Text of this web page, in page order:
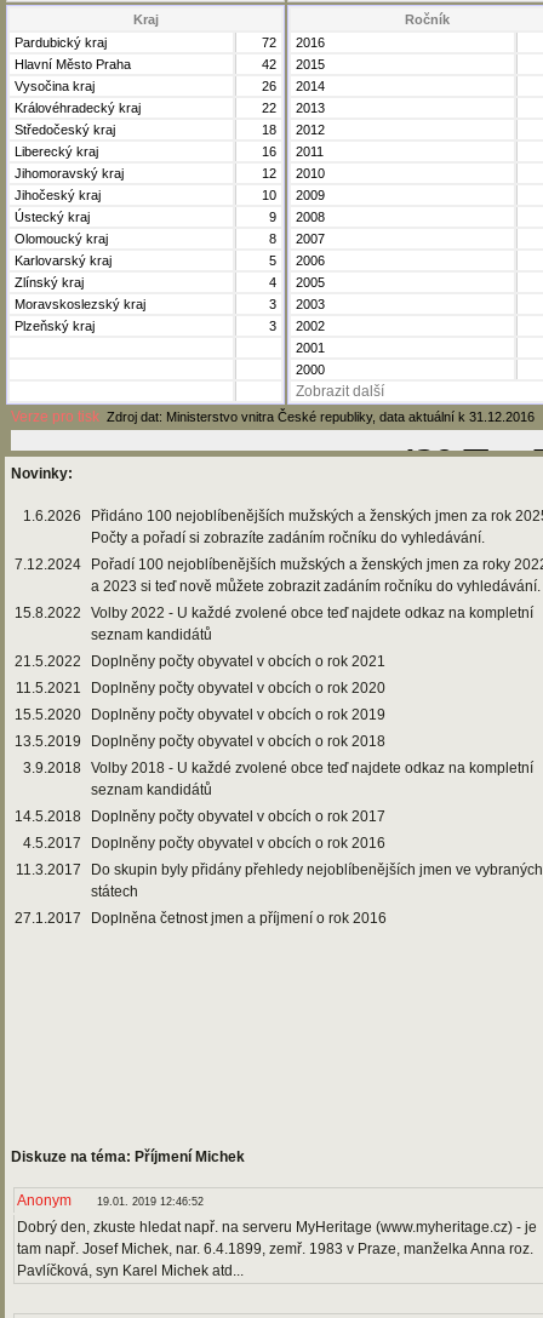
Kraj
Pardubický kraj
72
Hlavní Město Praha
42
Vysočina kraj
26
Královéhradecký kraj
22
Středočeský kraj
18
Liberecký kraj
16
Jihomoravský kraj
12
Jihočeský kraj
10
Ústecký kraj
9
Olomoucký kraj
8
Karlovarský kraj
5
Zlínský kraj
4
Moravskoslezský kraj
3
Plzeňský kraj
3
Ročník
2016
2015
2014
2013
2012
2011
2010
2009
2008
2007
2006
2005
2003
2002
2001
2000
Zobrazit další
Verze pro tisk Zdroj dat: Ministerstvo vnitra České republiky, data aktuální k 31.12.2016
Novinky:
1.6.2026
Přidáno 100 nejoblíbenějších mužských a ženských jmen za rok
Počty a pořadí si zobrazíte zadáním ročníku do vyhledávání.
7.12.2024
Pořadí 100 nejoblíbenějších mužských a ženských jmen za roky
a 2023 si teď nově můžete zobrazit zadáním ročníku do vyhledávání.
15.8.2022
Volby 2022 - U každé zvolené obce teď najdete odkaz na kompletní
seznam kandidátů
21.5.2022
Doplněny počty obyvatel v obcích o rok 2021
11.5.2021
Doplněny počty obyvatel v obcích o rok 2020
15.5.2020
Doplněny počty obyvatel v obcích o rok 2019
13.5.2019
Doplněny počty obyvatel v obcích o rok 2018
3.9.2018 Volby 2018 - U každé zvolené obce teď najdete odkaz na kompletní
seznam kandidátů
14.5.2018
Doplněny počty obyvatel v obcích o rok 2017
4.5.2017
Doplněny počty obyvatel v obcích o rok 2016
11.3.2017
Do skupin byly přidány přehledy nejoblíbenějších jmen ve vybraných
státech
27.1.2017
Doplněna četnost jmen a příjmení o rok 2016
Diskuze na téma: Příjmení Michek
Anonym 19.01. 2019 12:46:52
Dobrý den, zkuste hledat např. na serveru MyHeritage (www.myheritage.cz) - je
tam např. Josef Michek, nar. 6.4.1899, zemř. 1983 v Praze, manželka Anna roz.
Pavlíčková, syn Karel Michek atd...